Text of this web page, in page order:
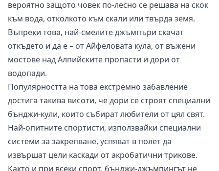
вероятно защото човек по-лесно се решава на скок
към вода, отколкото към скали или твърда земя.
Въпреки това, най-смелите джъмпъри скачат
откъдето и да е – от Айфеловата кула, от въжени
мостове над Алпийските пропасти и дори от
водопади.
Популярността на това екстремно забавление
достига такива висоти, че дори се строят специални
бънджи-кули, които събират любители от цял свят.
Най-опитните спортисти, използвайки специални
системи за закрепване, успяват в полет да
извършат цели каскади от акробатични трикове.
Както и при всеки спорт, бънджи-джъмпингът не